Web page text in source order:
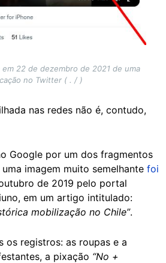
22 de dezembro de 2021 de uma
no Twitter ( . / )
nas redes não é, contudo,
Google por um dos fragmentos
imagem muito semelhante foi
de 2019 pelo portal
em um artigo intitulado:
mobilização no Chile”.
os registros: as roupas e a
a pixação “No +